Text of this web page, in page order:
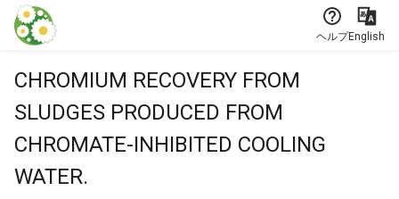
本文に飛ぶ
ヘルプEnglish
CHROMIUM RECOVERY FROM
SLUDGES PRODUCED FROM
CHROMATE-INHIBITED COOLING
WATER.